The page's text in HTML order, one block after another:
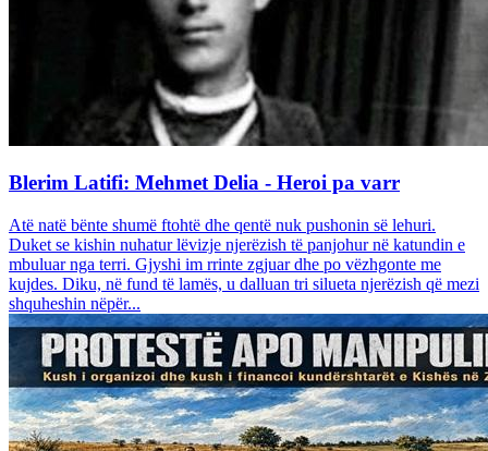
Blerim Latifi: Mehmet Delia - Heroi pa varr
Atë natë bënte shumë ftohtë dhe qentë nuk pushonin së lehuri.
Duket se kishin nuhatur lëvizje njerëzish të panjohur në katundin e
mbuluar nga terri. Gjyshi im rrinte zgjuar dhe po vëzhgonte me
kujdes. Diku, në fund të lamës, u dalluan tri silueta njerëzish që mezi
shquheshin nëpër...